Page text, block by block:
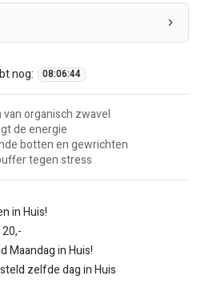
nog: 08:06:44
organisch zwavel
de energie
botten en gewrichten
tegen stress
in Huis!
Maandag in Huis!
zelfde dag in Huis